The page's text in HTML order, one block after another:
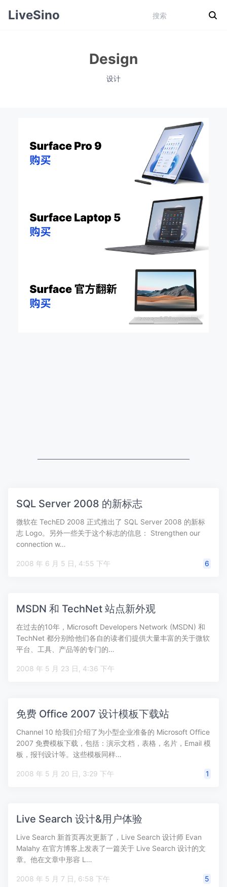
LiveSino
Design
设计
SQL Server 2008 的新标志
微软在 TechED 2008 正式推出了 SQL Server 2008 的新标
志 Logo。另外一些关于这个标志的信息： Strengthen our
connection w…
2008 年 6 月 5 日, 4:55 下午 6
MSDN 和 TechNet 站点新外观
在过去的10年，Microsoft Developers Network (MSDN) 和
TechNet 都分别给他们各自的读者们提供大量丰富的关于微软
平台、工具、产品等的专门的…
2008 年 5 月 23 日, 4:36 下午
免费 Office 2007 设计模板下载站
Channel 10 给我们介绍了为小型企业准备的 Microsoft Office
2007 免费模板下载，包括：演示文档，表格，名片，Email 模
板，报刊设计等。这些模板同样…
2008 年 5 月 20 日, 3:29 下午 1
Live Search 设计&用户体验
Live Search 新首页再次更新了，Live Search 设计师 Evan
Malahy 在官方博客上发表了一篇关于 Live Search 设计的文
章。他在文章中形容 L…
2008 年 5 月 7 日, 6:58 下午 5